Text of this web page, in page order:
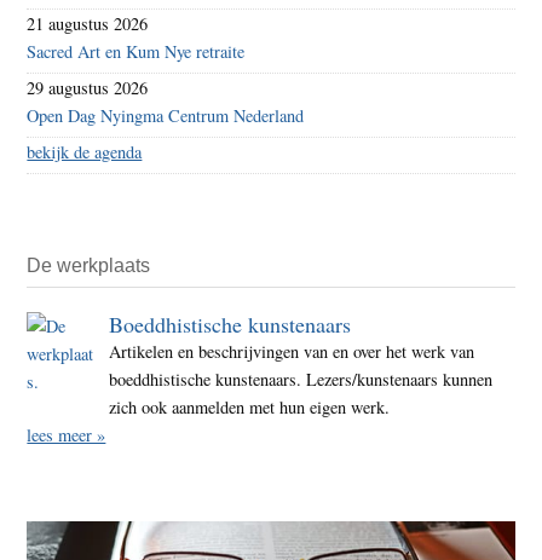
21 augustus 2026
Sacred Art en Kum Nye retraite
29 augustus 2026
Open Dag Nyingma Centrum Nederland
bekijk de agenda
De werkplaats
Boeddhistische kunstenaars
Artikelen en beschrijvingen van en over het werk van
boeddhistische kunstenaars. Lezers/kunstenaars kunnen
zich ook aanmelden met hun eigen werk.
lees meer »